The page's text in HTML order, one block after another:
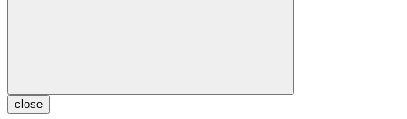
close